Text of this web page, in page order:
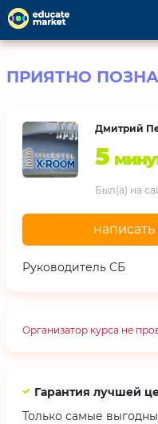
ПРИЯТНО
Дмитрий
5
Был(а) на
Руководитель СБ
Организатор курса не
Гарантия лучшей
Только самые